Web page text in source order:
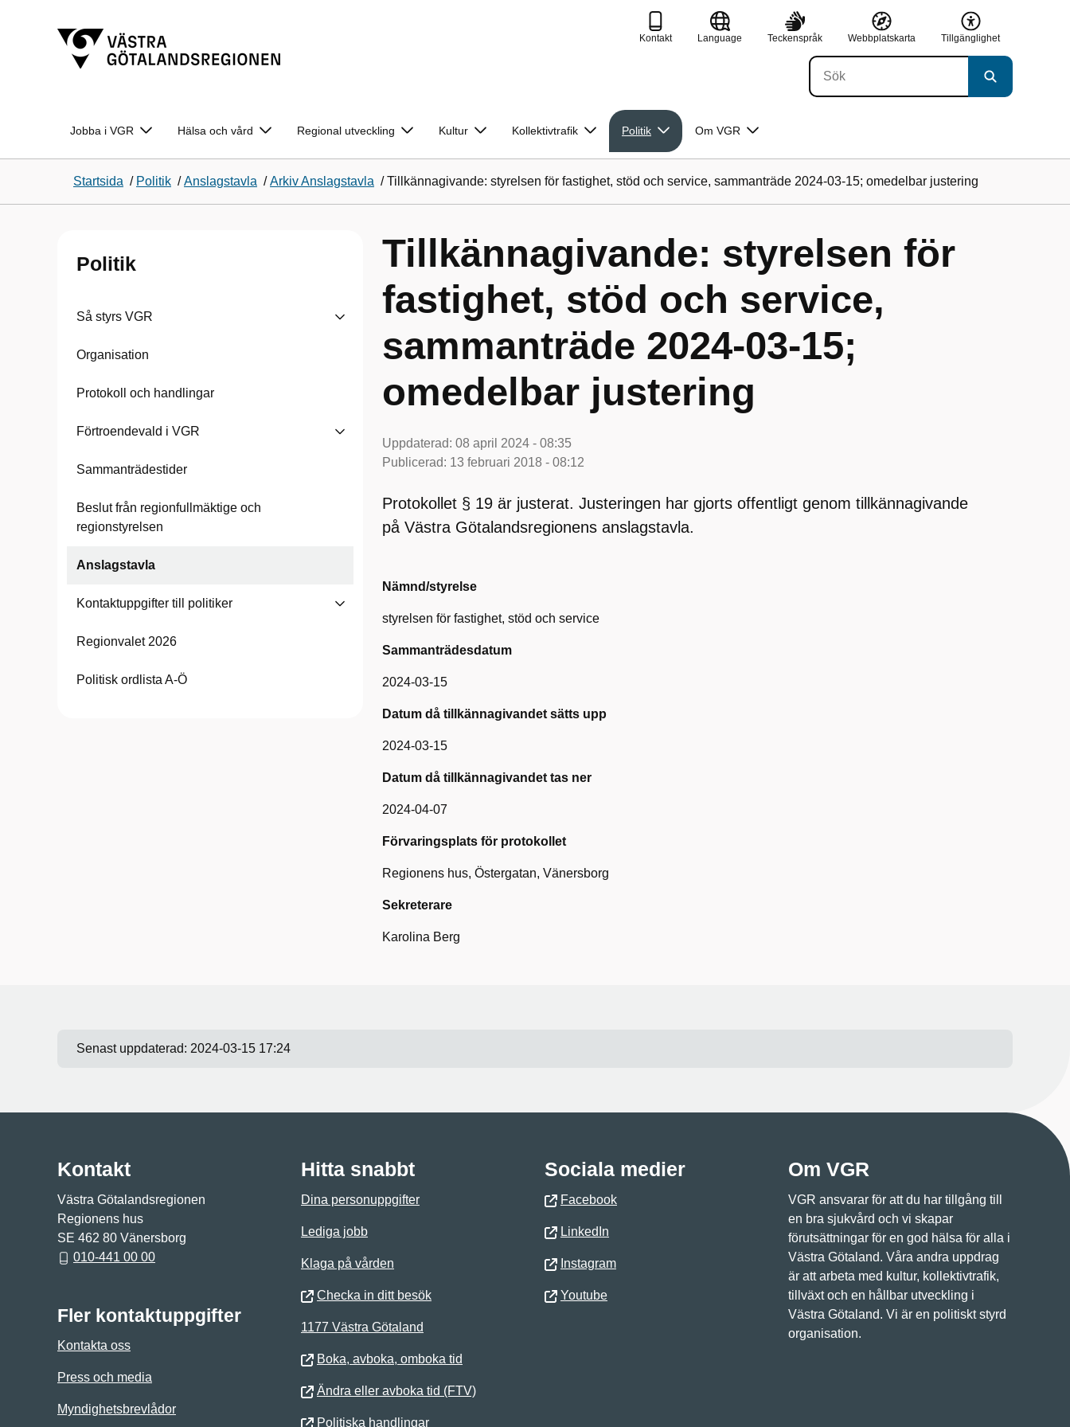
Kontakt Language Teckenspråk Webbplatskarta Tillgänglighet
Jobba i VGR Hälsa och vård Regional utveckling Kultur Kollektivtrafik Politik Om VGR
Startsida / Politik /Anslagstavla /Arkiv Anslagstavla /Tillkännagivande: styrelsen för fastighet, stöd och service, sammanträde 2024-03-15; omedelbar justering
Politik
Så styrs VGR
Organisation
Protokoll och handlingar
Förtroendevald i VGR
Sammanträdestider
Beslut från regionfullmäktige och
regionstyrelsen
Anslagstavla
Kontaktuppgifter till politiker
Regionvalet 2026
Politisk ordlista A-Ö
Tillkännagivande: styrelsen för
fastighet, stöd och service,
sammanträde 2024-03-15;
omedelbar justering
Uppdaterad: 08 april 2024 - 08:35
Publicerad: 13 februari 2018 - 08:12
Protokollet § 19 är justerat. Justeringen har gjorts offentligt genom tillkännagivande
på Västra Götalandsregionens anslagstavla.
Nämnd/styrelse
styrelsen för fastighet, stöd och service
Sammanträdesdatum
2024-03-15
Datum då tillkännagivandet sätts upp
2024-03-15
Datum då tillkännagivandet tas ner
2024-04-07
Förvaringsplats för protokollet
Regionens hus, Östergatan, Vänersborg
Sekreterare
Karolina Berg
Senast uppdaterad: 2024-03-15 17:24
Kontakt
Västra Götalandsregionen
Regionens hus
SE 462 80 Vänersborg
010-441 00 00
Fler kontaktuppgifter
Kontakta oss
Press och media
Myndighetsbrevlådor
Hitta snabbt
Dina personuppgifter
Lediga jobb
Klaga på vården
Checka in ditt besök
1177 Västra Götaland
Boka, avboka, omboka tid
Ändra eller avboka tid (FTV)
Politiska handlingar
Sociala medier
Facebook
LinkedIn
Instagram
Youtube
Om VGR
VGR ansvarar för att du har tillgång till
en bra sjukvård och vi skapar
förutsättningar för en god hälsa för alla i
Västra Götaland. Våra andra uppdrag
är att arbeta med kultur, kollektivtrafik,
tillväxt och en hållbar utveckling i
Västra Götaland. Vi är en politiskt styrd
organisation.